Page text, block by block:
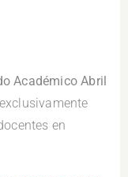
Académico Abril
en